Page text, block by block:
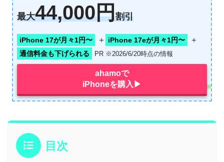
最大44,000円割引
iPhone 17が月々1円〜 ＋ iPhone 17eが月々1円〜 ＋
通信料金も下げられる PR ※2026/6/20時点の情報
ahamoで
iPhoneを購入▶︎
目次